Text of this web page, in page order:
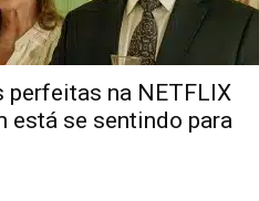
perfeitas na NETFLIX
está se sentindo para